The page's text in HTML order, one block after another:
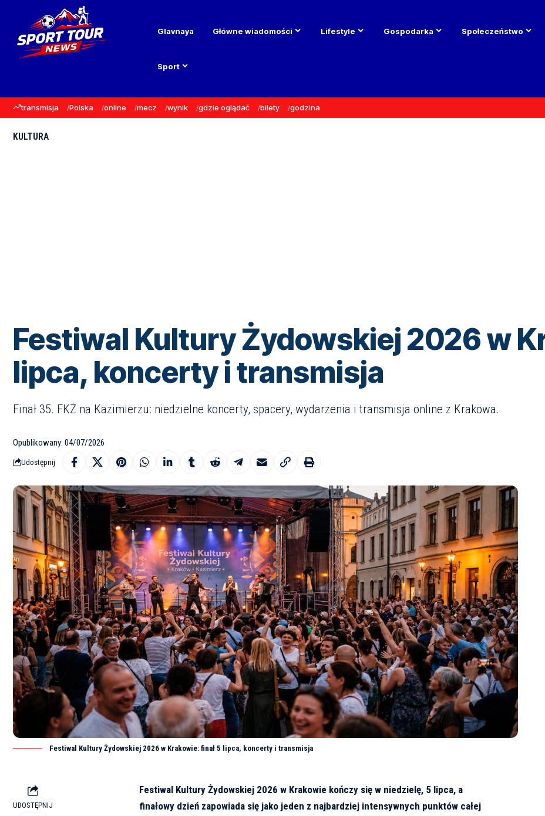
Glavnaya Główne wiadomości Lifestyle Gospodarka Społeczeństwo
Sport
transmisja Polska online mecz wynik gdzie oglądać bilety godzina
KULTURA
Festiwal Kultury Żydowskiej 2026 w
lipca, koncerty i transmisja
Finał 35. FKŻ na Kazimierzu: niedzielne koncerty, spacery, wydarzenia i transmisja online z Krakowa.
Opublikowany: 04/07/2026
Udostępnij
Festiwal Kultury Żydowskiej 2026 w Krakowie: finał 5 lipca, koncerty i transmisja
UDOSTĘPNIJ
Festiwal Kultury Żydowskiej 2026 w Krakowie kończy się w niedzielę, 5 lipca, a
finałowy dzień zapowiada się jako jeden z najbardziej intensywnych punktów całej